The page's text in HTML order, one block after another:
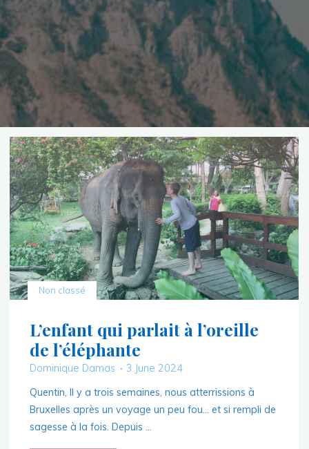
Non classé
L’enfant qui parlait à l’oreille
de l’éléphante
Dominique Damas
3 June 2024
Quentin, Il y a trois semaines, nous atterrissions à
Bruxelles après un voyage un peu fou… et si rempli de
sagesse à la fois. Depuis …